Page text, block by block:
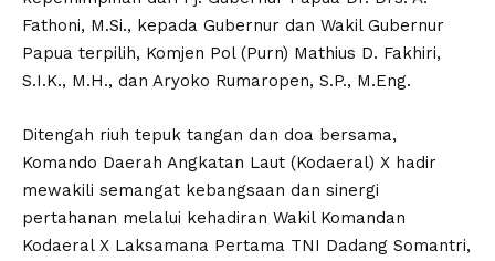
Fathoni, M.Si., kepada Gubernur dan Wakil Gubernur
Papua terpilih, Komjen Pol (Purn) Mathius D. Fakhiri,
S.I.K., M.H., dan Aryoko Rumaropen, S.P., M.Eng.
Ditengah riuh tepuk tangan dan doa bersama,
Komando Daerah Angkatan Laut (Kodaeral) X hadir
mewakili semangat kebangsaan dan sinergi
pertahanan melalui kehadiran Wakil Komandan
Kodaeral X Laksamana Pertama TNI Dadang Somantri,